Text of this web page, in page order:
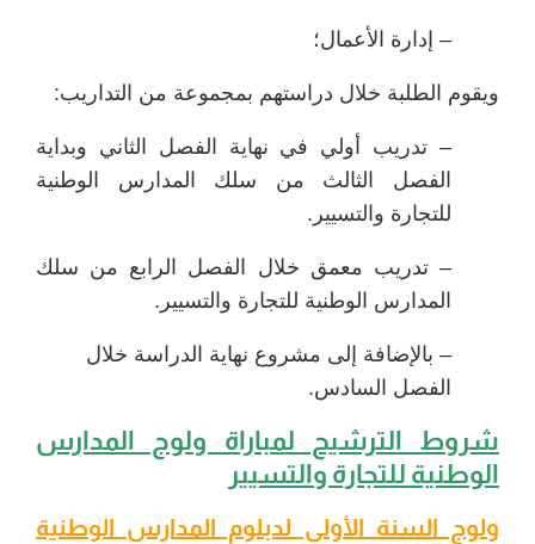
– إدارة الأعمال؛
ويقوم الطلبة خلال دراستهم بمجموعة من التداريب:
– تدريب أولي في نهاية الفصل الثاني وبداية
الفصل الثالث من سلك المدارس الوطنية
للتجارة والتسيير.
– تدريب معمق خلال الفصل الرابع من سلك
المدارس الوطنية للتجارة والتسيير.
– بالإضافة إلى مشروع نهاية الدراسة خلال
الفصل السادس.
شروط الترشيح لمباراة ولوج المدارس
الوطنية للتجارة والتسيير
ولوج السنة الأولى لدبلوم المدارس الوطنية